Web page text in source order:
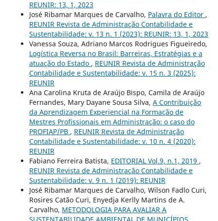
REUNIR: 13, 1, 2023
José Ribamar Marques de Carvalho, Palavra do Editor ,
REUNIR Revista de Administração Contabilidade e
Sustentabilidade: v. 13 n. 1 (2023): REUNIR: 13, 1, 2023
Vanessa Souza, Adriano Marcos Rodrigues Figueiredo,
Logística Reversa no Brasil: Barreiras, Estratégias e a
atuação do Estado , REUNIR Revista de Administração
Contabilidade e Sustentabilidade: v. 15 n. 3 (2025):
REUNIR
Ana Carolina Kruta de Araújo Bispo, Camila de Araújo
Fernandes, Mary Dayane Sousa Silva, A Contribuição
da Aprendizagem Experiencial na Formação de
Mestres Profissionais em Administração: o caso do
PROFIAP/PB , REUNIR Revista de Administração
Contabilidade e Sustentabilidade: v. 10 n. 4 (2020):
REUNIR
Fabiano Ferreira Batista, EDITORIAL Vol.9, n.1, 2019 ,
REUNIR Revista de Administração Contabilidade e
Sustentabilidade: v. 9 n. 1 (2019): REUNIR
José Ribamar Marques de Carvalho, Wilson Fadlo Curi,
Rosires Catão Curi, Enyedja Kerlly Martins de A.
Carvalho, METODOLOGIA PARA AVALIAR A